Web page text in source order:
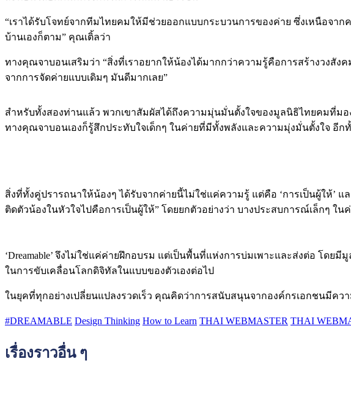
“เราได้รับโจทย์จากทีมไทยคมให้มีช่วยออกแบบกระบวนการของค่าย ซึ่งเหนือจ
บ้านเองก็ตาม” คุณเติ้ลว่า
ทางคุณจาบอนเสริมว่า “สิ่งที่เราอยากให้น้องได้มากกว่าความรู้คือการสร้างวงสั
จากการจัดค่ายแบบเดิมๆ มันดีมากเลย”
สำหรับทั้งสองท่านแล้ว พวกเขาสัมผัสได้ถึงความมุ่นมั่นตั้งใจของมูลนิธิไทยคมที่มอ
ทางคุณจาบอนเองก็รู้สึกประทับใจเด็กๆ ในค่ายที่มีทั้งพลังและความมุ่งมั่นตั้งใจ อีก
สิ่งที่ทั้งคู่ปรารถนาให้น้องๆ ได้รับจากค่ายนี้ไม่ใช่แค่ความรู้ แต่คือ ‘การเป็นผู้ให้’
ติดตัวน้องในหัวใจไปคือการเป็นผู้ให้” โดยยกตัวอย่างว่า บางประสบการณ์เล็กๆ ใ
‘Dreamable’ จึงไม่ใช่แค่ค่ายฝึกอบรม แต่เป็นพื้นที่แห่งการบ่มเพาะและส่งต่อ โด
ในการขับเคลื่อนโลกดิจิทัลในแบบของตัวเองต่อไป
ในยุคที่ทุกอย่างเปลี่ยนแปลงรวดเร็ว คุณคิดว่าการสนับสนุนจากองค์กรเอกชนมีค
#DREAMABLE Design Thinking How to Learn THAI WEBMASTER THAI
เรื่องราวอื่น ๆ